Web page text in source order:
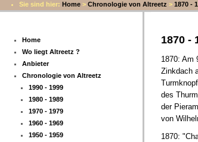
Sie sind hier: Home > Chronologie von Altreetz > 1870 -
Home
Wo liegt Altreetz ?
Anbieter
Chronologie von Altreetz
1990 - 1999
1980 - 1989
1970 - 1979
1960 - 1969
1950 - 1959
1870 -
1870: Am
Zinkdach
des
der
von
1870: